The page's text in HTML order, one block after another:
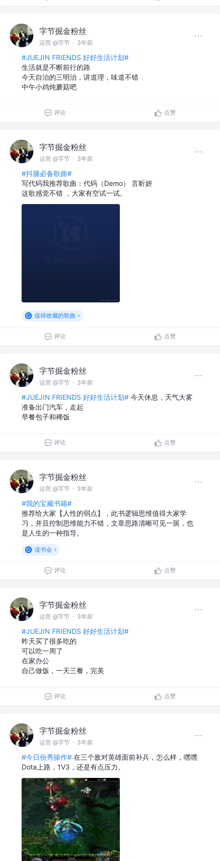
字节掘金粉丝
运营 @字节 · 3年前
#JUEJIN FRIENDS 好好生活计划#
生活就是不断前行的路
今天自治的三明治，讲道理，味道不错
中午小鸡炖蘑菇吧
评论 点赞
字节掘金粉丝
运营 @字节 · 3年前
#抖腿必备歌曲#
写代码我推荐歌曲：代码（Demo） 言昕妍
这歌感觉不错 ，大家有空试一试。
值得收藏的歌曲
评论 点赞
字节掘金粉丝
运营 @字节 · 3年前
#JUEJIN FRIENDS 好好生活计划# 今天休息，天气大雾
准备出门汽车，走起
早餐包子和稀饭
评论 点赞
字节掘金粉丝
运营 @字节 · 3年前
#我的宝藏书籍#
推荐给大家【人性的弱点】，此书逻辑思维值得大家学
习，并且控制思维能力不错，文章思路清晰可见一斑，也
是人生的一种指导。
读书会
评论 点赞
字节掘金粉丝
运营 @字节 · 3年前
#JUEJIN FRIENDS 好好生活计划#
昨天买了很多吃的
可以吃一周了
在家办公
自己做饭，一天三餐，完美
评论 点赞
字节掘金粉丝
运营 @字节 · 3年前
#今日份秀操作# 在三个敌对英雄面前补兵，怎么样，嘿嘿
Dota上路，1V3，还是有点压力。